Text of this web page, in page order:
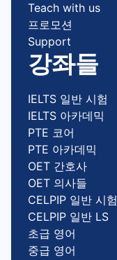
Teach with us
프로모션
Support
강좌들
IELTS 일반 시험
IELTS 아카데믹
PTE 코어
PTE 아카데믹
OET 간호사
OET 의사들
CELPIP 일반 시험
CELPIP 일반 LS
초급 영어
중급 영어